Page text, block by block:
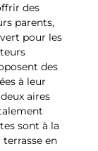
des
parents,
pour les
des
à leur
aires
sont à la
en